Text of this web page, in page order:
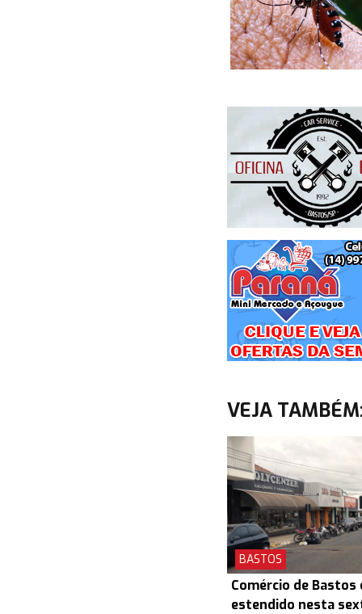
VEJA
BASTOS
Comércio de
estendido nesta